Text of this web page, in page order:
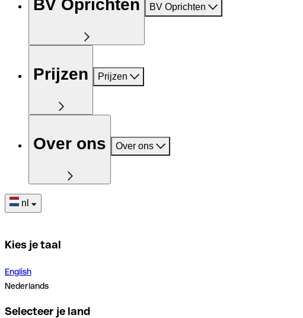
BV Oprichten BV Oprichten
Prijzen Prijzen
Over ons Over ons
nl
Kies je taal
English
Nederlands
Selecteer je land